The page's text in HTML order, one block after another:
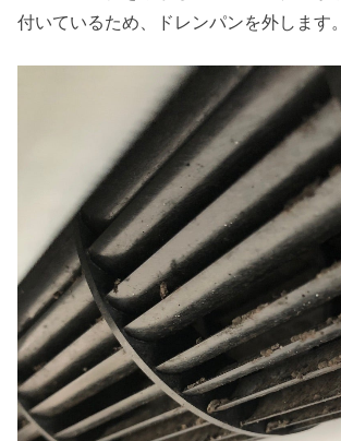
付いているため、ドレンパンを外します。